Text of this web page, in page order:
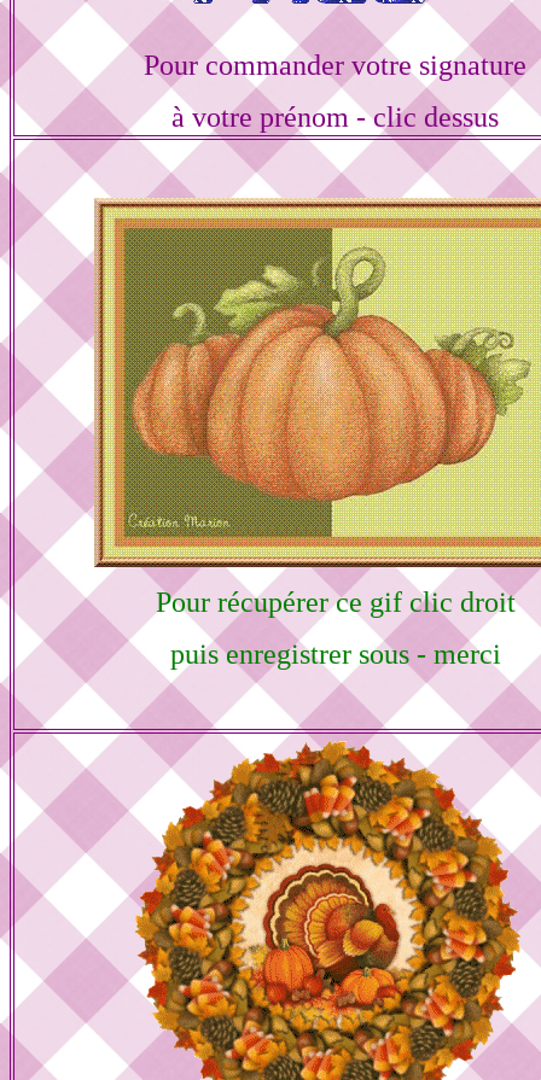
Pour commander votre signature
à votre prénom - clic dessus
Pour récupérer ce gif clic droit
puis enregistrer sous - merci